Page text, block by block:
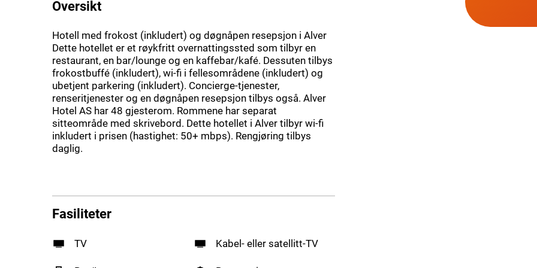
Oversikt
Hotell med frokost (inkludert) og døgnåpen resepsjon i Alver
Dette hotellet er et røykfritt overnattingssted som tilbyr en
restaurant, en bar/lounge og en kaffebar/kafé. Dessuten tilbys
frokostbuffé (inkludert), wi-fi i fellesområdene (inkludert) og
ubetjent parkering (inkludert). Concierge-tjenester,
renseritjenester og en døgnåpen resepsjon tilbys også. Alver
Hotel AS har 48 gjesterom. Rommene har separat
sitteområde med skrivebord. Dette hotellet i Alver tilbyr wi-fi
inkludert i prisen (hastighet: 50+ mbps). Rengjøring tilbys
daglig.
Fasiliteter
TV Kabel- eller satellitt-TV